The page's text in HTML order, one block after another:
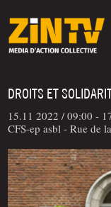
DROITS ET
15.11 2022 /09:00 -
CFS-ep asbl - Rue de